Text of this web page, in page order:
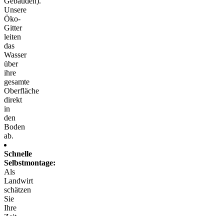
Unsere
Öko-
Gitter
leiten
das
Wasser
über
ihre
gesamte
Oberfläche
direkt
in
den
Boden
ab.
Schnelle
Selbstmontage:
Als
Landwirt
schätzen
Sie
Ihre